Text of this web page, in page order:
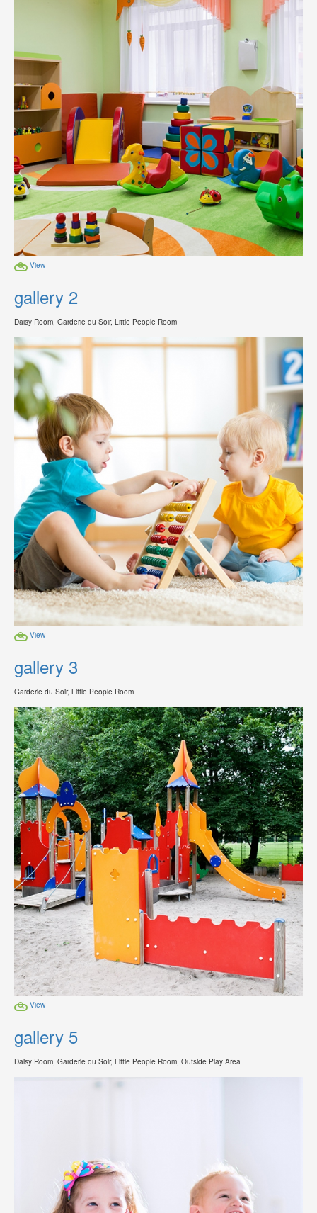
View
gallery 2
Daisy Room, Garderie du Soir, Little People Room
View
gallery 3
Garderie du Soir, Little People Room
View
gallery 5
Daisy Room, Garderie du Soir, Little People Room, Outside Play Area